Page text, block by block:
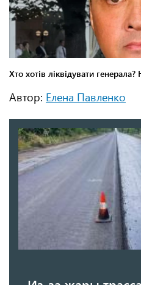
Автор: Елена Павленко